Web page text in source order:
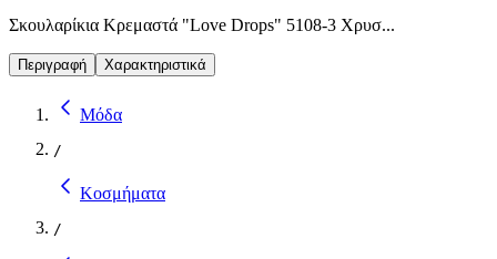
Σκουλαρίκια Κρεμαστά "Love Drops" 5108-3 Χρυσ...
Περιγραφή Χαρακτηριστικά
Μόδα
/
Κοσμήματα
/